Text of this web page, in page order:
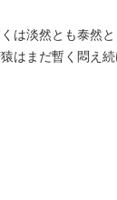
は淡然とも泰然と
はまだ暫く悶え